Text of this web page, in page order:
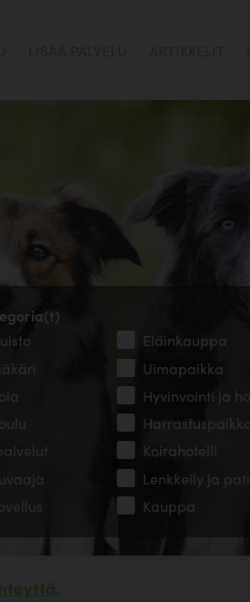
LISÄÄ PALVELU ARTIKKELIT
Eläinkauppa
Uimapaikka
Hyvinvointi ja
Harrastuspaikka
Koirahotelli
Lenkkeily ja
Kauppa